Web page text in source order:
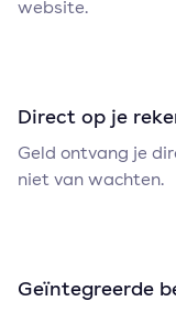
website.
Direct op je
Geld ontvang je
niet van wachten.
Geïntegreerde